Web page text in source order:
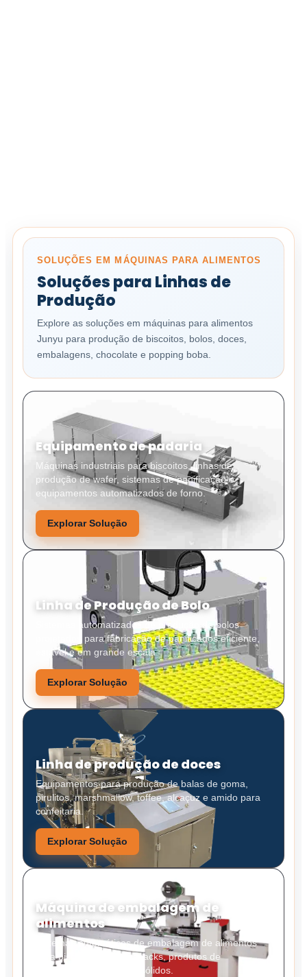
SOLUÇÕES EM MÁQUINAS PARA ALIMENTOS
Soluções para Linhas de
Produção
Explore as soluções em máquinas para alimentos
Junyu para produção de biscoitos, bolos, doces,
embalagens, chocolate e popping boba.
Equipamento de padaria
Máquinas industriais para biscoitos, linhas de
produção de wafer, sistemas de panificação e
equipamentos automatizados de forno.
Explorar Solução
Linha de Produção de Bolo
Sistemas automatizados de produção de bolos
projetados para fabricação de panificados eficiente,
estável e em grande escala.
Explorar Solução
Linha de produção de doces
Equipamentos para produção de balas de goma,
pirulitos, marshmallow, toffee, alcaçuz e amido para
confeitaria.
Explorar Solução
Máquina de embalagem de
alimentos
Sistemas automáticos de embalagem de alimentos
para biscoitos, doces, snacks, produtos de
panificação e alimentos sólidos.